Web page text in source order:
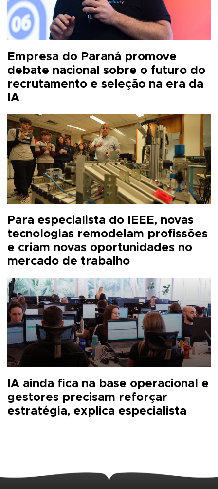
Empresa do Paraná promove
debate nacional sobre o futuro do
recrutamento e seleção na era da
IA
Para especialista do IEEE, novas
tecnologias remodelam profissões
e criam novas oportunidades no
mercado de trabalho
IA ainda fica na base operacional e
gestores precisam reforçar
estratégia, explica especialista